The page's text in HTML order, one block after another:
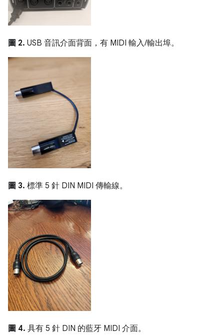
圖 2. USB 音訊介面背面，有 MIDI 輸入/輸出埠。
圖 3. 標準 5 針 DIN MIDI 傳輸線。
圖 4. 具有 5 針 DIN 的藍牙 MIDI 介面。